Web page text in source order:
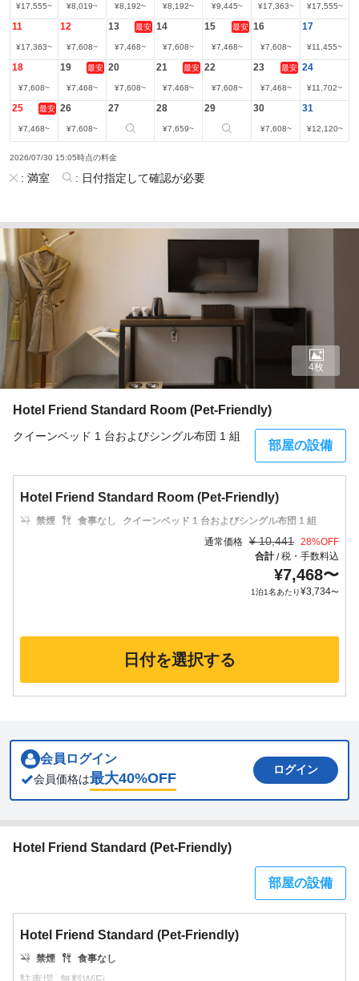
¥17,555~ ¥8,019~ ¥8,192~ ¥8,192~ ¥9,445~ ¥17,363~ ¥17,555~
11
¥17,363~
12
¥7,608~
13 最安
¥7,468~
14
¥7,608~
15 最安
¥7,468~
16
¥7,608~
17
¥11,455~
18
¥7,608~
19 最安
¥7,468~
20
¥7,608~
21 最安
¥7,468~
22
¥7,608~
23 最安
¥7,468~
24
¥11,702~
25 最安
¥7,468~
26
¥7,608~
27 28
¥7,659~
29 30
¥7,608~
31
¥12,120~
2026/07/30 15:05時点の料金
: 満室 : 日付指定して確認が必要
Hotel Friend Standard Room (Pet-Friendly)
クイーンベッド 1 台およびシングル布団 1 組
部屋の設備
4枚
Hotel Friend Standard Room (Pet-Friendly)
禁煙 食事なし
クイーンベッド 1 台およびシングル布団 1 組
通常価格 ¥ 10,441 28%OFF
合計/税・手数料込
¥7,468〜
1泊1名あたり¥3,734〜
日付を選択する
会員ログイン
会員価格は最大40%OFF
ログイン
Hotel Friend Standard (Pet-Friendly)
部屋の設備
Hotel Friend Standard (Pet-Friendly)
禁煙 食事なし